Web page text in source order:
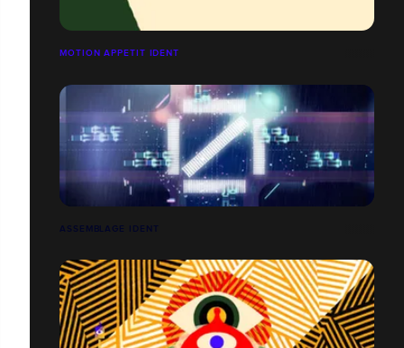
MOTION APPETIT IDENT
ASSEMBLAGE IDENT